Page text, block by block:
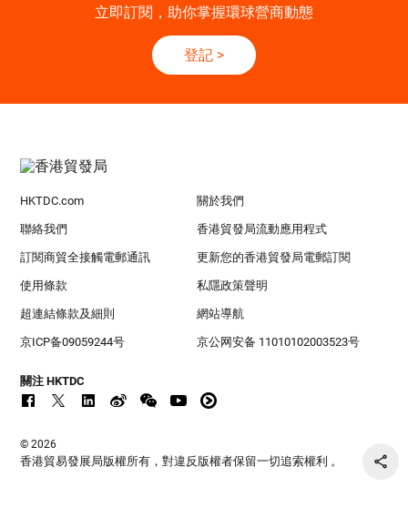
立即訂閱，助你掌握環球營商動態
登記 >
HKTDC.com 關於我們
聯絡我們 香港貿發局流動應用程式
訂閱商貿全接觸電郵通訊 更新您的香港貿發局電郵訂閱
使用條款 私隱政策聲明
超連結條款及細則 網站導航
京ICP备09059244号 京公网安备 11010102003523号
關注 HKTDC
© 2026
香港貿易發展局版權所有，對違反版權者保留一切追索權利 。